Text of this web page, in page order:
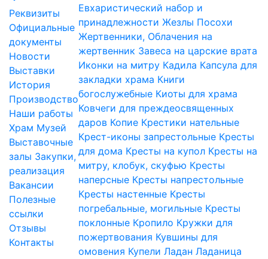
Реквизиты
Официальные
документы
Новости
Выставки
История
Производство
Наши работы
Храм Музей
Выставочные
залы Закупки,
реализация
Вакансии
Полезные
ссылки
Отзывы
Контакты
Евхаристический набор и
принадлежности Жезлы Посохи
Жертвенники, Облачения на
жертвенник Завеса на царские врата
Иконки на митру Кадила Капсула для
закладки храма Книги
богослужебные Киоты для храма
Ковчеги для преждеосвященных
даров Копие Крестики нательные
Крест-иконы запрестольные Кресты
для дома Кресты на купол Кресты на
митру, клобук, скуфью Кресты
наперсные Кресты напрестольные
Кресты настенные Кресты
погребальные, могильные Кресты
поклонные Кропило Кружки для
пожертвования Кувшины для
омовения Купели Ладан Ладаница